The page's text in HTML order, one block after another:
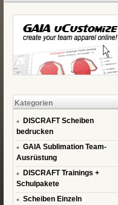
Kategorien
DISCRAFT Scheiben
bedrucken
GAIA Sublimation Team-
Ausrüstung
DISCRAFT Trainings +
Schulpakete
Scheiben Einzeln